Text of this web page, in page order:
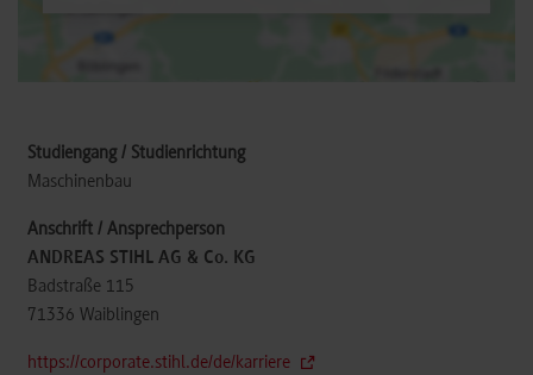
Maschinenbau
ANDREAS STIHL AG & Co. KG
Badstraße 115
71336 Waiblingen
https://corporate.stihl.de/de/karriere